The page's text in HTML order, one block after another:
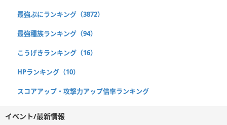
最強ぷにランキング（3872）
最強種族ランキング（94）
こうげきランキング（16）
HPランキング（10）
スコアアップ・攻撃力アップ倍率ランキング
イベント/最新情報